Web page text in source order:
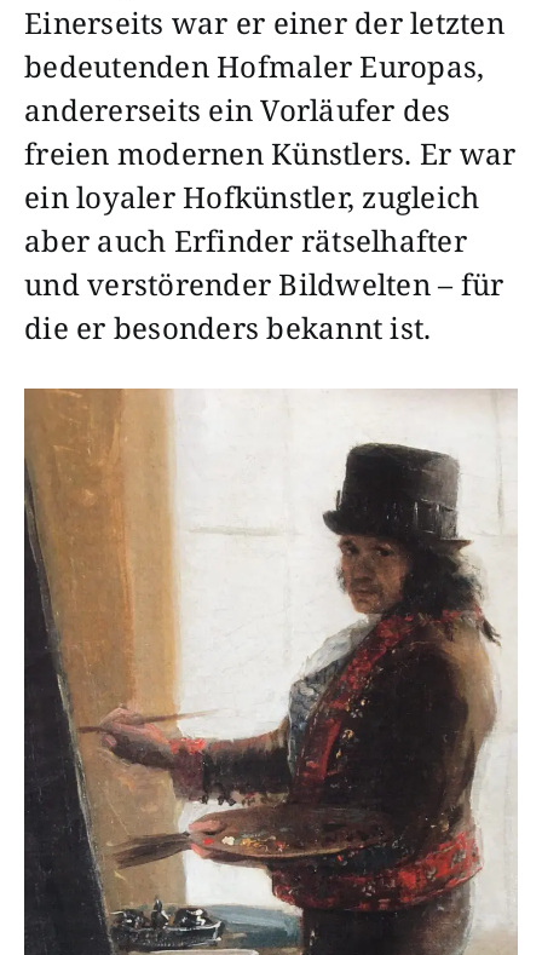
Einerseits war er einer der letzten
bedeutenden Hofmaler Europas,
andererseits ein Vorläufer des
freien modernen Künstlers. Er war
ein loyaler Hofkünstler, zugleich
aber auch Erfinder rätselhafter
und verstörender Bildwelten – für
die er besonders bekannt ist.